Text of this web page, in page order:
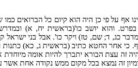
אף על פי כן היה הוא קיום כל הברואים
בפרט. והוא יושב כו'(בראשית יח, א)
כג, ד; שם, טז) ויקר כו'. אבל בני ישראל
כי אחר החטא כתיב (בראשית ג, כא)
עצת הבורא יתברך להיות אומה מיוחדת